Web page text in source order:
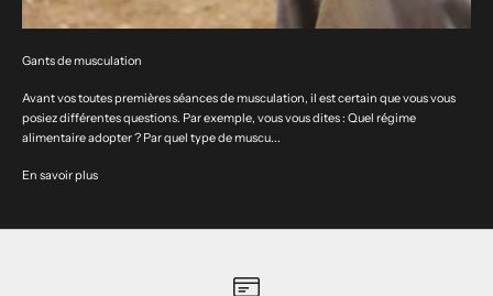
Gants de musculation
Avant vos toutes premières séances de musculation, il est certain que vous vous
posiez différentes questions. Par exemple, vous vous dites : Quel régime
alimentaire adopter ? Par quel type de muscu...
En savoir plus